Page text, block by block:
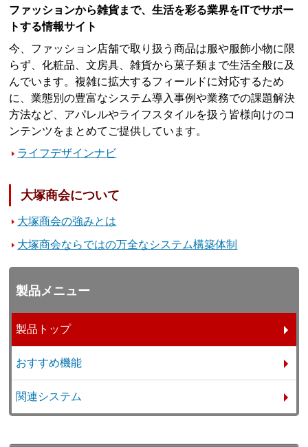
ファッションから雑貨まで、生活を彩る業界をITでサポー
トする情報サイト
今、ファッション店舗で取り扱う商品は服や服飾小物に限
らず、化粧品、文房具、雑貨から菓子類まで生活全般に及
んでいます。複雑に拡大するフィールドに対応するため
に、業態別の豊富なシステム導入事例や業務での課題解決
方法など、アパレルやライフスタイルを扱う皆様向けのコ
ンテンツをまとめてご提供しています。
ライフデザインナビ
大塚商会について
大塚商会の強みとは
大塚商会ならではの万全なシステム構築体制
製品メニュー
製品トップ
おすすめ機能
関連システム